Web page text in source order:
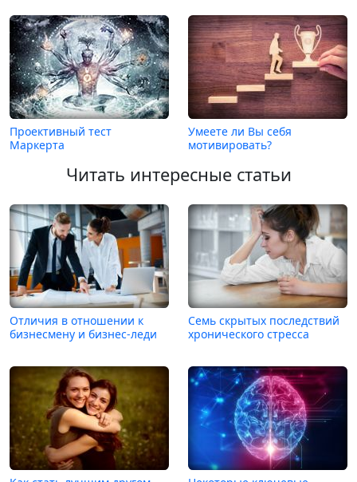
Проективный тест
Маркерта
Умеете ли Вы себя
мотивировать?
Читать интересные статьи
Отличия в отношении к
бизнесмену и бизнес-леди
Семь скрытых последствий
хронического стресса